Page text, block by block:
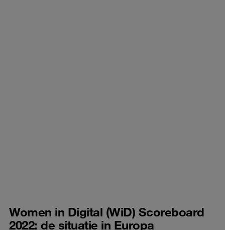
Women in Digital (WiD) Scoreboard
2022: de situatie in Europa